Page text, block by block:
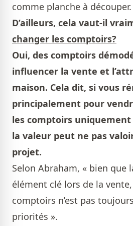
comme planche à découper.
D’ailleurs, cela vaut-il
changer les comptoirs?
Oui, des comptoirs
influencer la vente et
maison. Cela dit, si vous
principalement pour
les comptoirs
la valeur peut ne pas
projet.
Selon Abraham, « bien que
élément clé lors de la
comptoirs n’est pas
priorités ».